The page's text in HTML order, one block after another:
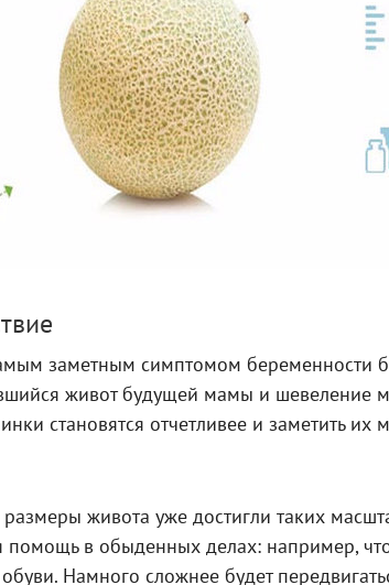
заметным симптомом беременности
живот будущей мамы и шевеление
становятся отчетливее и заметить их
живота уже достигли таких
помощь в обыденных делах: например,
Намного сложнее будет